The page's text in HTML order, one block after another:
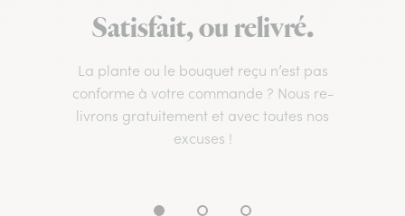
Satisfait, ou relivré.
La plante ou le bouquet reçu n’est pas
conforme à votre commande ? Nous re-
livrons gratuitement et avec toutes nos
excuses !